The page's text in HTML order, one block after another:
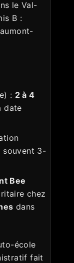
le Val-
B :
: 2 à 4
date
souvent 3-
Bee
chez
dans
école
fait